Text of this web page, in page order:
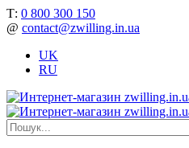
Т: 0 800 300 150
@ contact@zwilling.in.ua
UK
RU